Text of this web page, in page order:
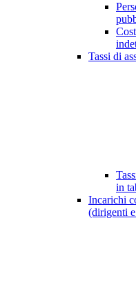
Tassi di
in
Incarichi
(dirigenti